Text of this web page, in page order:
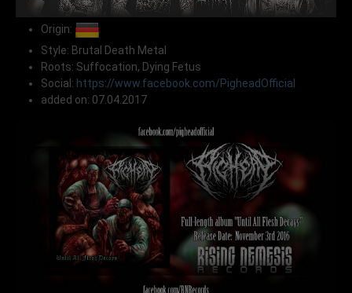
Origin:
Style: Brutal Death Metal
Roots: Suffocation, Dying Fetus
Social: https://www.facebook.com/PigheadOfficial
added on: 07.04.2017